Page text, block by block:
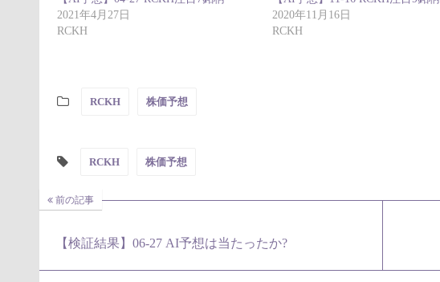
2021年4月27日
RCKH
2020年11月16日
RCKH
RCKH 株価予想
RCKH 株価予想
前の記事
【検証結果】06-27 AI予想は当たったか?